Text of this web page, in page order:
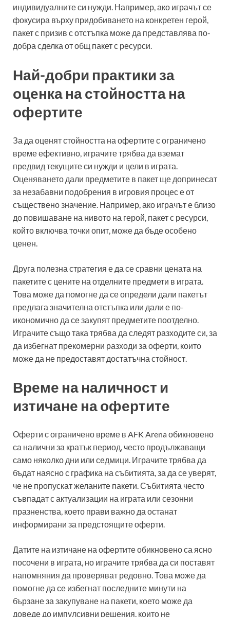
индивидуалните си нужди. Например, ако играчът се
фокусира върху придобиването на конкретен герой,
пакет с призив с отстъпка може да представлява по-
добра сделка от общ пакет с ресурси.
Най-добри практики за
оценка на стойността на
офертите
За да оценят стойността на офертите с ограничено
време ефективно, играчите трябва да вземат
предвид текущите си нужди и цели в играта.
Оценяването дали предметите в пакет ще допринесат
за незабавни подобрения в игровия процес е от
съществено значение. Например, ако играчът е близо
до повишаване на нивото на герой, пакет с ресурси,
който включва точки опит, може да бъде особено
ценен.
Друга полезна стратегия е да се сравни цената на
пакетите с цените на отделните предмети в играта.
Това може да помогне да се определи дали пакетът
предлага значителна отстъпка или дали е по-
икономично да се закупят предметите поотделно.
Играчите също така трябва да следят разходите си, за
да избегнат прекомерни разходи за оферти, които
може да не предоставят достатъчна стойност.
Време на наличност и
изтичане на офертите
Оферти с ограничено време в AFK Arena обикновено
са налични за кратък период, често продължаващи
само няколко дни или седмици. Играчите трябва да
бъдат наясно с графика на събитията, за да се уверят,
че не пропускат желаните пакети. Събитията често
съвпадат с актуализации на играта или сезонни
празненства, което прави важно да останат
информирани за предстоящите оферти.
Датите на изтичане на офертите обикновено са ясно
посочени в играта, но играчите трябва да си поставят
напомняния да проверяват редовно. Това може да
помогне да се избегнат последните минути на
бързане за закупуване на пакети, което може да
доведе до импулсивни решения, които не